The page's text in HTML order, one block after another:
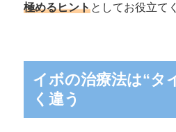
極めるヒントとしてお役立て
イボの治療法は“タ
く違う